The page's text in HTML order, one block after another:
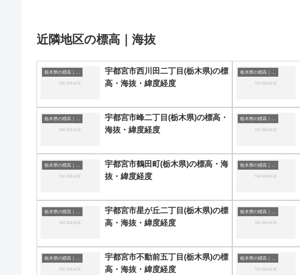
近隣地区の標高｜海抜
宇都宮市西川田二丁目(栃木県)の標
高・海抜・緯度経度
宇都宮市峰二丁目(栃木県)の標高・
海抜・緯度経度
宇都宮市鶴田町(栃木県)の標高・海
抜・緯度経度
宇都宮市星が丘二丁目(栃木県)の標
高・海抜・緯度経度
宇都宮市不動前五丁目(栃木県)の標
高・海抜・緯度経度